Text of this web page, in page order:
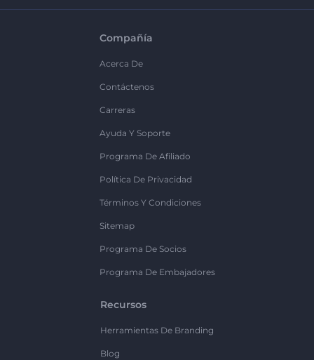
Compañía
Acerca De
Contáctenos
Carreras
Ayuda Y Soporte
Programa De Afiliado
Política De Privacidad
Términos Y Condiciones
Sitemap
Programa De Socios
Programa De Embajadores
Recursos
Herramientas De Branding
Blog